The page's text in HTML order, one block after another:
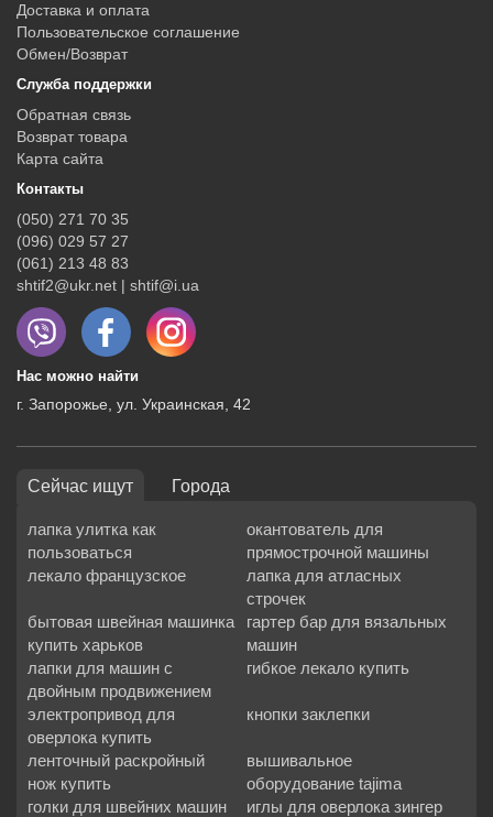
Доставка и оплата
Пользовательское соглашение
Обмен/Возврат
Служба поддержки
Обратная связь
Возврат товара
Карта сайта
Контакты
(050) 271 70 35
(096) 029 57 27
(061) 213 48 83
shtif2@ukr.net | shtif@i.ua
Нас можно найти
г. Запорожье, ул. Украинская, 42
Сейчас ищут Города
лапка улитка как
пользоваться
окантователь для
прямострочной машины
лекало французское
лапка для атласных
строчек
бытовая швейная машинка
купить харьков
гартер бар для вязальных
машин
лапки для машин с
двойным продвижением
гибкое лекало купить
электропривод для
оверлока купить
кнопки заклепки
ленточный раскройный
нож купить
вышивальное
оборудование tajima
голки для швейних машин
иглы для оверлока зингер